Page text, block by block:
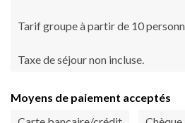
Tarif groupe à partir de 10
Taxe de séjour non incluse.
Moyens de paiement acceptés